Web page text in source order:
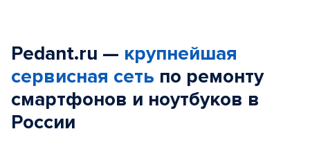
Pedant.ru — крупнейшая
сервисная сеть по ремонту
смартфонов и ноутбуков в
России